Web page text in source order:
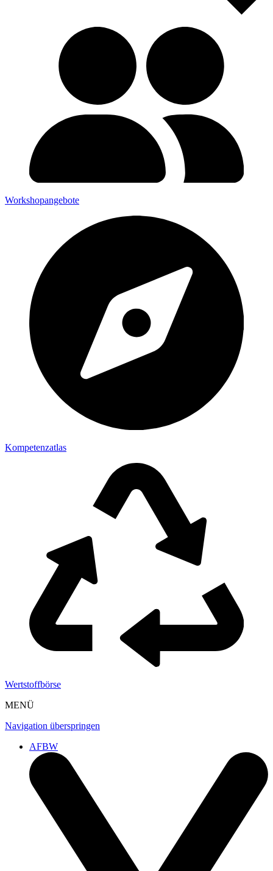
Workshopangebote
Kompetenzatlas
Wertstoffbörse
MENÜ
Navigation überspringen
AFBW